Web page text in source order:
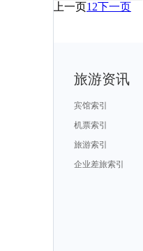
上一页1 2下一页
旅游资讯
宾馆索引
机票索引
旅游索引
企业差旅索引